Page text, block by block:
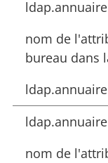
nom de
bureau dans
nom de